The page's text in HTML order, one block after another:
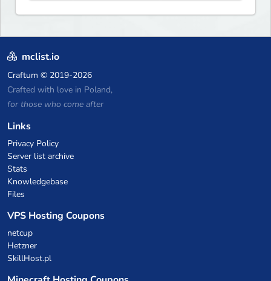
mclist.io
Craftum © 2019-2026
Crafted with love in Poland,
for those who come after
Links
Privacy Policy
Server list archive
Stats
Knowledgebase
Files
VPS Hosting Coupons
netcup
Hetzner
SkillHost.pl